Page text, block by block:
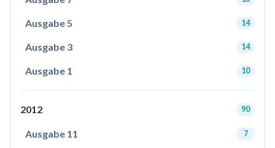
Ausgabe 5 14
Ausgabe 3 14
Ausgabe 1 10
2012 90
Ausgabe 11 7